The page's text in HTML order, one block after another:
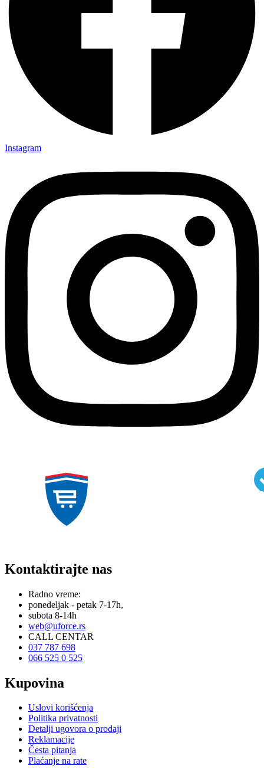
Instagram
Kontaktirajte nas
Radno vreme:
ponedeljak - petak 7-17h,
subota 8-14h
web@uforce.rs
CALL CENTAR
037 787 698
066 525 0 525
Kupovina
Uslovi korišćenja
Politika privatnosti
Detalji ugovora o prodaji
Reklamacije
Česta pitanja
Plaćanje na rate